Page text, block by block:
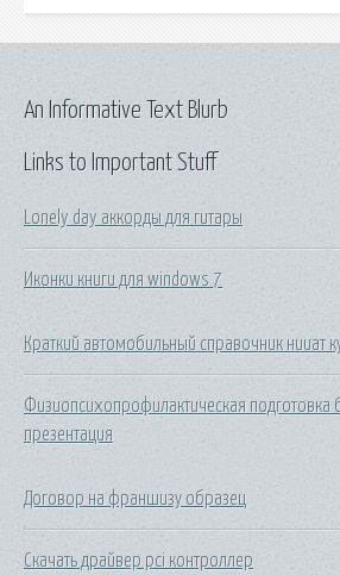
Links to Important Stuff
Lonely day аккорды для гитары
Иконки книги для windows 7
Краткий автомобильный справочник нииат
Физиопсихопрофилактическая
презентация
Договор на франшизу образец
Скачать драйвер pci контроллер
An Informative Text Blurb